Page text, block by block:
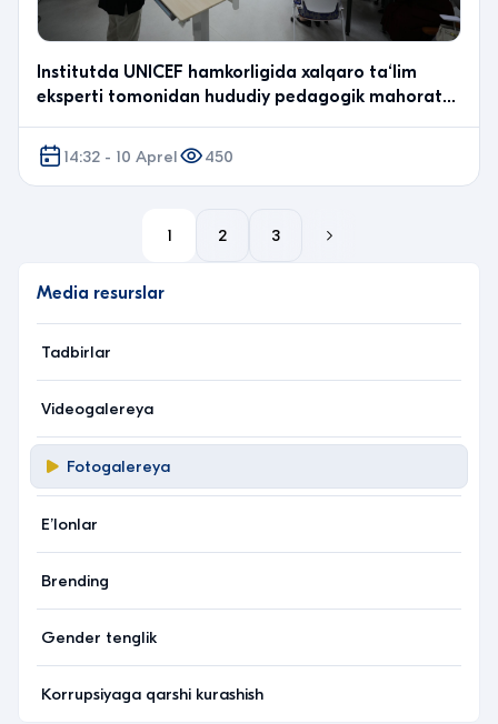
Institutda UNICEF hamkorligida xalqaro ta‘lim
eksperti tomonidan hududiy pedagogik mahorat
mashg…
14:32 - 10 Aprel 450
1 2 3
Media resurslar
Tadbirlar
Videogalereya
Fotogalereya
Eʼlonlar
Brending
Gender tenglik
Korrupsiyaga qarshi kurashish